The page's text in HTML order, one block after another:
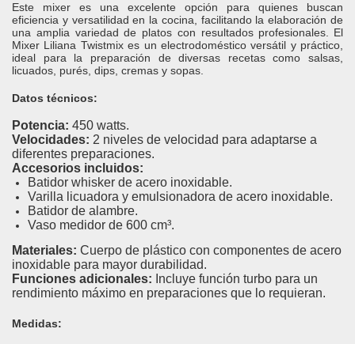
Este mixer es una excelente opción para quienes buscan
eficiencia y versatilidad en la cocina, facilitando la elaboración de
una amplia variedad de platos con resultados profesionales.
El
Mixer Liliana Twistmix es un electrodoméstico versátil y práctico,
ideal para la preparación de diversas recetas como salsas,
licuados, purés, dips, cremas y sopas.
Datos técnicos:
Potencia: 450 watts.
Velocidades: 2 niveles de velocidad para adaptarse a
diferentes preparaciones.
Accesorios incluidos:
Batidor whisker de acero inoxidable.
Varilla licuadora y emulsionadora de acero inoxidable.
Batidor de alambre.
Vaso medidor de 600 cm³.
Materiales: Cuerpo de plástico con componentes de acero
inoxidable para mayor durabilidad.
Funciones adicionales: Incluye función turbo para un
rendimiento máximo en preparaciones que lo requieran.
Medidas: